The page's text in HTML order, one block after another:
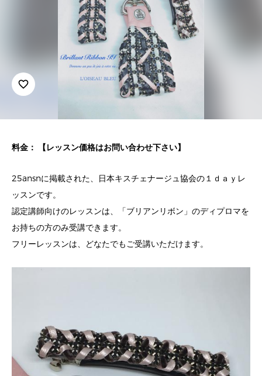
favorite_border
料金： 【レッスン価格はお問い合わせ下さい】
25ansnに掲載された、日本キスチェナージュ協会の１ｄａｙレ
ッスンです。
認定講師向けのレッスンは、「ブリアンリボン」のディプロマを
お持ちの方のみ受講できます。
フリーレッスンは、どなたでもご受講いただけます。